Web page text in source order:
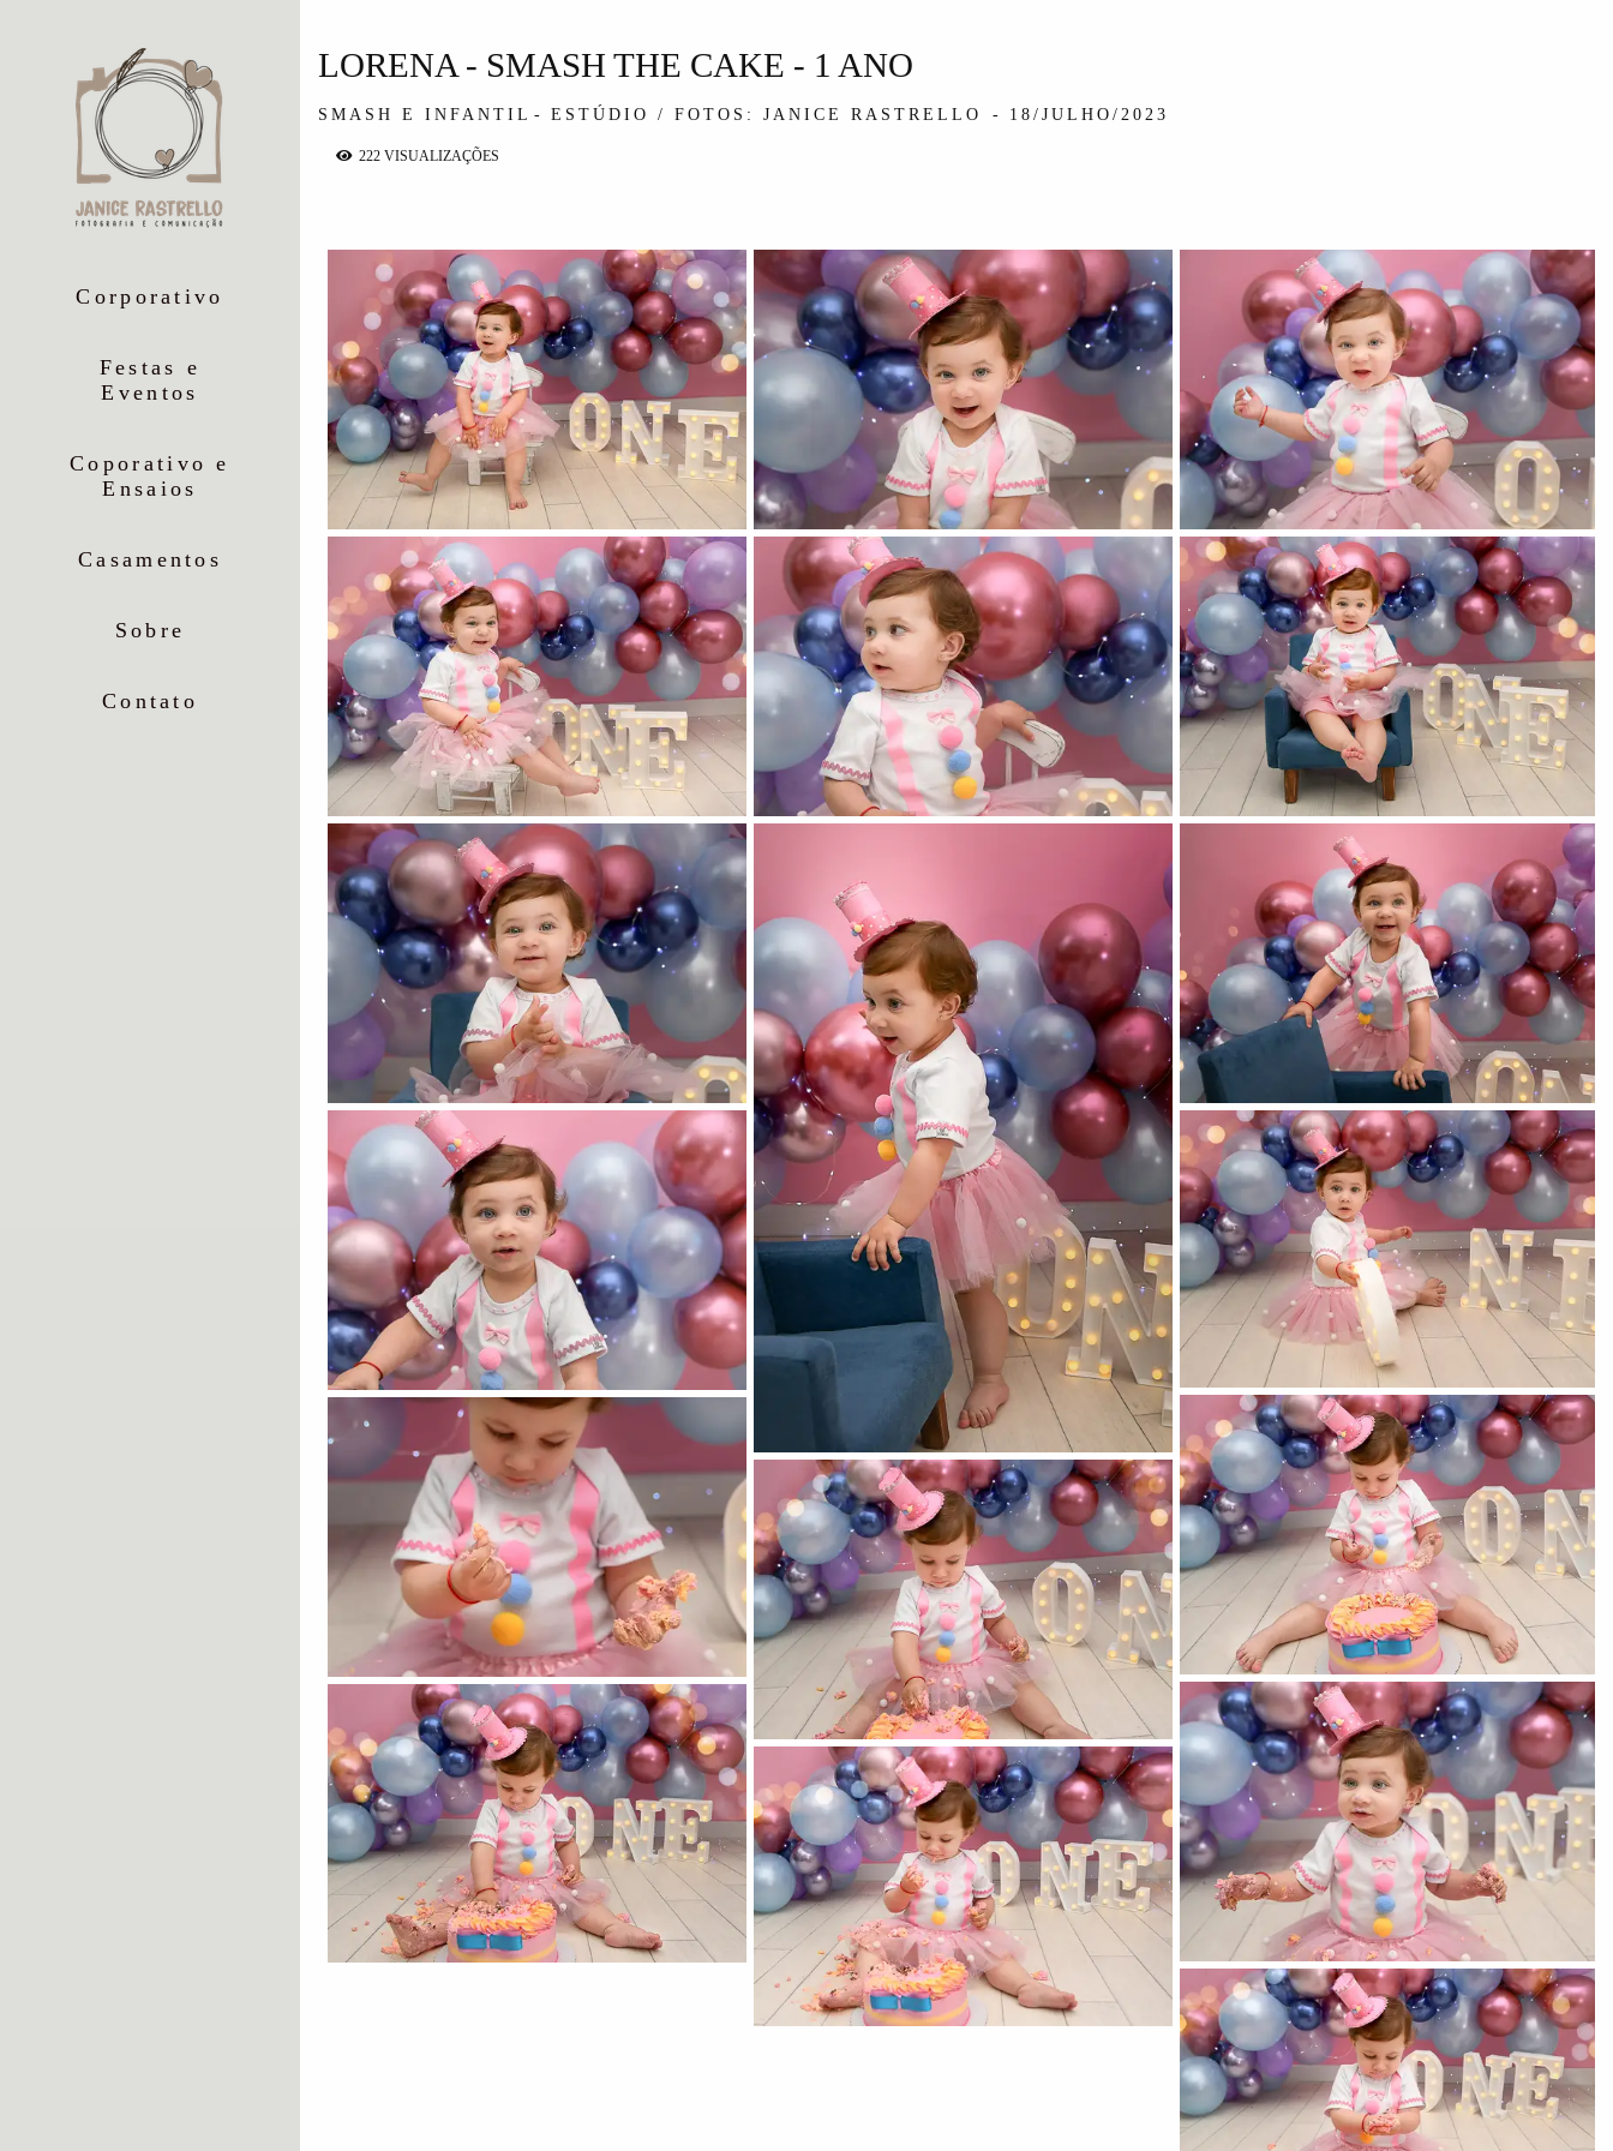
Corporativo
Festas e
Eventos
Coporativo e
Ensaios
Casamentos
Sobre
Contato
SMASH E INFANTIL ESTÚDIO / FOTOS: JANICE RASTRELLO 18/JULHO/2023
LORENA - SMASH THE CAKE - 1 ANO
222 VISUALIZAÇÕES